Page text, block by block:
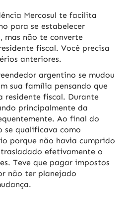
Mercosul te facilita
para se estabelecer
mas não te converte
fiscal. Você precisa
anteriores.
argentino se mudou
sua família pensando que
residente fiscal. Durante
principalmente da
Ao final do
se qualificava como
porque não havia cumprido
efetivamente o
Teve que pagar impostos
não ter planejado